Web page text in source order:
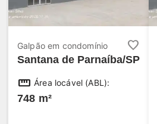
Galpão em condomínio favorite
Santana de Parnaíba/SP
straighten Área locável (ABL):
748 m²